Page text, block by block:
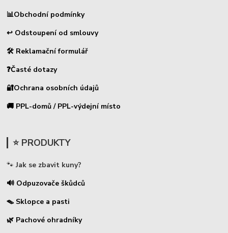
📊Obchodní podmínky
↩ Odstoupení od smlouvy
🛠 Reklamační formulář
❓Časté dotazy
🔐Ochrana osobních údajů
🚚 PPL-domů / PPL-výdejní místo
⭐ PRODUKTY
🐾 Jak se zbavit kuny?
🔊 Odpuzovače škůdců
🪤 Sklopce a pasti
🌿 Pachové ohradníky